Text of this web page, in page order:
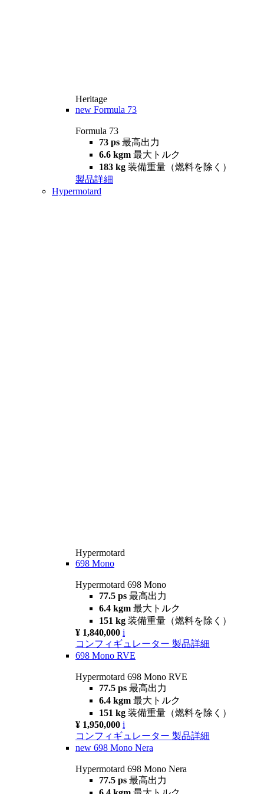
Heritage
new Formula 73
Formula 73
73 ps 最高出力
6.6 kgm 最大トルク
183 kg 装備重量（燃料を除く）
製品詳細
Hypermotard
Hypermotard
698 Mono
Hypermotard 698 Mono
77.5 ps 最高出力
6.4 kgm 最大トルク
151 kg 装備重量（燃料を除く）
¥ 1,840,000 i
コンフィギュレーター 製品詳細
698 Mono RVE
Hypermotard 698 Mono RVE
77.5 ps 最高出力
6.4 kgm 最大トルク
151 kg 装備重量（燃料を除く）
¥ 1,950,000 i
コンフィギュレーター 製品詳細
new 698 Mono Nera
Hypermotard 698 Mono Nera
77.5 ps 最高出力